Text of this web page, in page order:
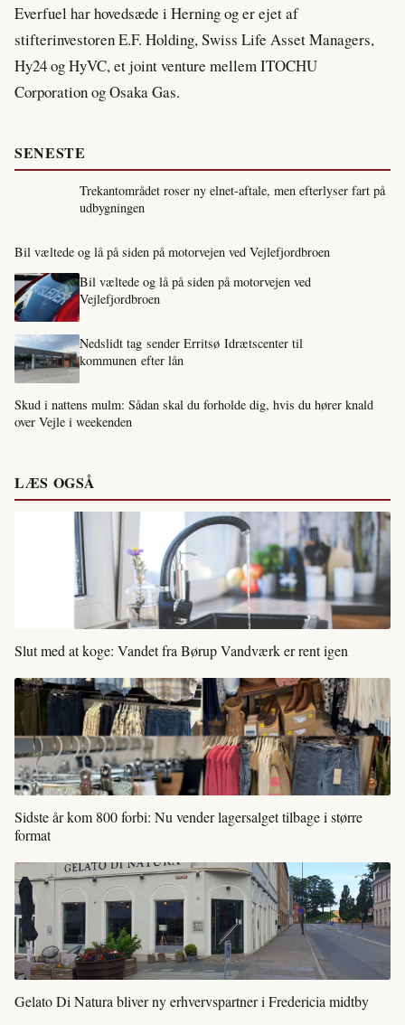
Everfuel har hovedsæde i Herning og er ejet af
stifterinvestoren E.F. Holding, Swiss Life Asset Managers,
Hy24 og HyVC, et joint venture mellem ITOCHU
Corporation og Osaka Gas.
SENESTE
Trekantområdet roser ny elnet-aftale, men efterlyser fart på
udbygningen
Bil væltede og lå på siden på motorvejen ved Vejlefjordbroen
Bil væltede og lå på siden på motorvejen ved
Vejlefjordbroen
Nedslidt tag sender Erritsø Idrætscenter til
kommunen efter lån
Skud i nattens mulm: Sådan skal du forholde dig, hvis du hører knald
over Vejle i weekenden
LÆS OGSÅ
Slut med at koge: Vandet fra Børup Vandværk er rent igen
Sidste år kom 800 forbi: Nu vender lagersalget tilbage i større
format
Gelato Di Natura bliver ny erhvervspartner i Fredericia midtby